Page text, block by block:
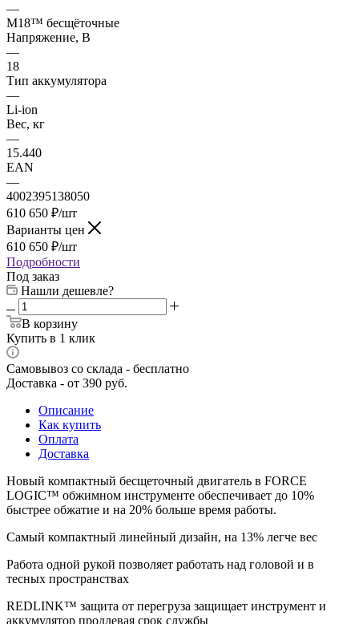
—
M18™ бесщёточные
Напряжение, В
—
18
Тип аккумулятора
—
Li-ion
Вес, кг
—
15.440
EAN
—
4002395138050
610 650 ₽/шт
Варианты цен
610 650 ₽/шт
Подробности
Под заказ
Нашли дешевле?
В корзину
Купить в 1 клик
Самовывоз со склада - бесплатно
Доставка - от 390 руб.
Описание
Как купить
Оплата
Доставка
Новый компактный бесщеточный двигатель в FORCE
LOGIC™ обжимном инструменте обеспечивает до 10%
быстрее обжатие и на 20% больше время работы.
Самый компактный линейный дизайн, на 13% легче вес
Работа одной рукой позволяет работать над головой и в
тесных пространствах
REDLINK™ защита от перегруза защищает инструмент и
аккумулятор продлевая срок службы